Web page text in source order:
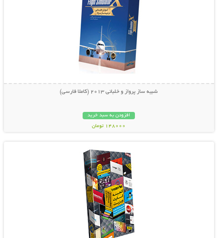
شبیه ساز پرواز و خلبانی 2013 (کاملا فارسی)
افزودن به سبد خرید
148000 تومان
نمایش توضیحات بیشتر